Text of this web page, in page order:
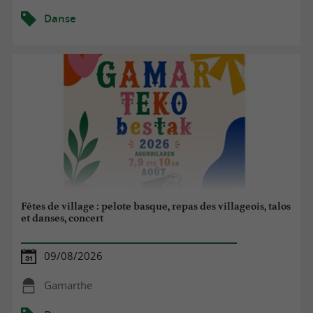
Danse
Fêtes de village : pelote basque, repas des villageois, talos
et danses, concert
09/08/2026
Gamarthe